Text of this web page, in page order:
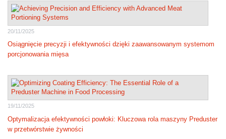
20/11/2025
Osiągnięcie precyzji i efektywności dzięki zaawansowanym systemom
porcjonowania mięsa
19/11/2025
Optymalizacja efektywności powłoki: Kluczowa rola maszyny Preduster
w przetwórstwie żywności